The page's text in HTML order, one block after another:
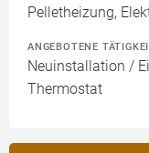
Pelletheizung,
ANGEBOTENE
Neuinstallation /
Thermostat